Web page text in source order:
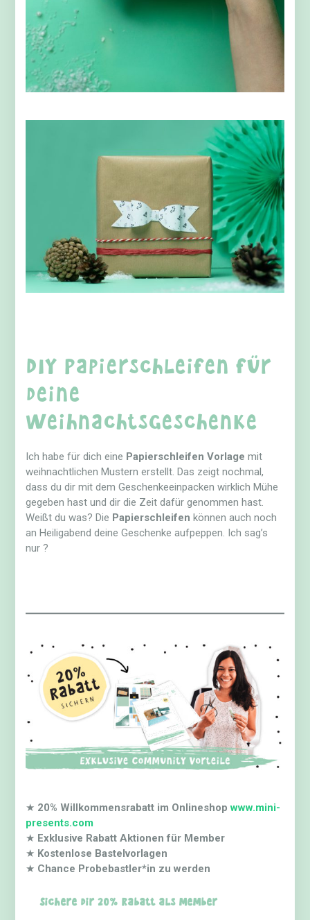
DIY Papierschleifen für
deine
Weihnachtsgeschenke
Ich habe für dich eine Papierschleifen Vorlagemit
weihnachtlichen Mustern erstellt. Das zeigt nochmal,
dass du dir mit dem Geschenkeeinpacken wirklich Mühe
gegeben hast und dir die Zeit dafür genommen hast.
Weißt du was? Die Papierschleifen können auch noch
an Heiligabend deine Geschenke aufpeppen. Ich sag’s
nur ?
★ 20% Willkommensrabatt im Onlineshopwww.mini-
presents.com
★ Exklusive Rabatt Aktionen für Member
★ Kostenlose Bastelvorlagen
★ Chance Probebastler*in zu werden
Sichere dir 20% Rabatt als Member